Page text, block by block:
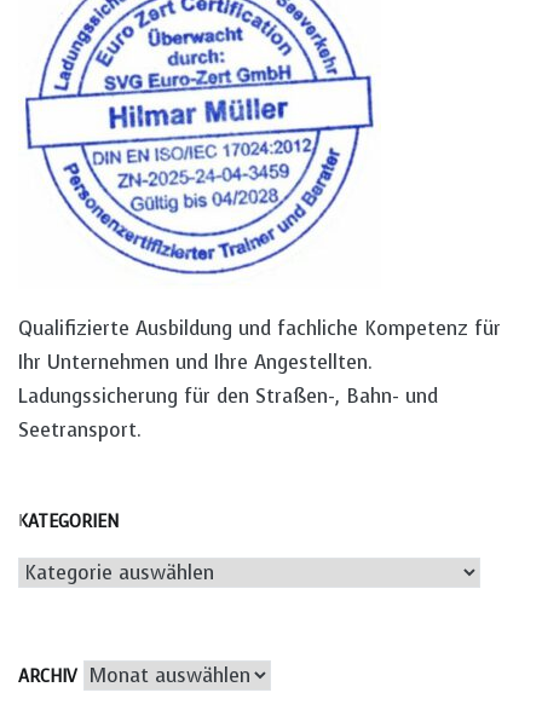
Qualifizierte Ausbildung und fachliche Kompetenz für
Ihr Unternehmen und Ihre Angestellten.
Ladungssicherung für den Straßen-, Bahn- und
Seetransport.
KATEGORIEN
Kategorien
ARCHIV Archiv